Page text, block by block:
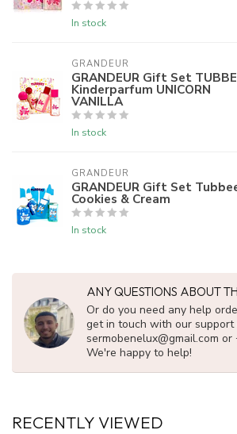
In stock
GRANDEUR
GRANDEUR Gift Set
Kinderparfum UNICORN
VANILLA
In stock
GRANDEUR
GRANDEUR Gift Set
Cookies & Cream
In stock
ANY QUESTIONS ABOUT
Or do you need any help
get in touch with our
sermobenelux@gmail.com or
We're happy to help!
RECENTLY VIEWED